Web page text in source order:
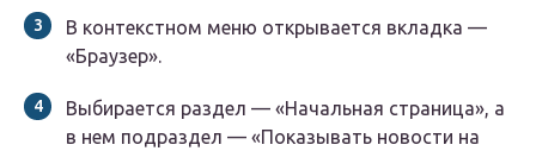
В контекстном меню открывается вкладка —
«Браузер».
Выбирается раздел — «Начальная страница», а
в нем подраздел — «Показывать новости на